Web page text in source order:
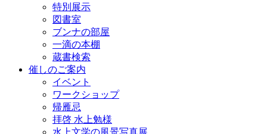
特別展示
図書室
ブンナの部屋
一滴の本棚
蔵書検索
催しのご案内
イベント
ワークショップ
帰雁忌
拝啓 水上勉様
水上文学の風景写真展